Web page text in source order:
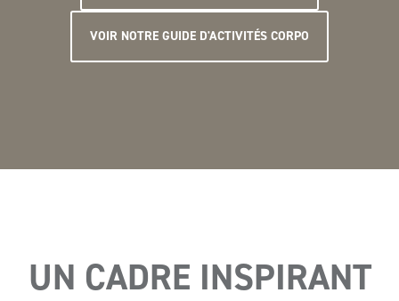
VOIR NOTRE GUIDE D'ACTIVITÉS CORPO
UN CADRE INSPIRANT